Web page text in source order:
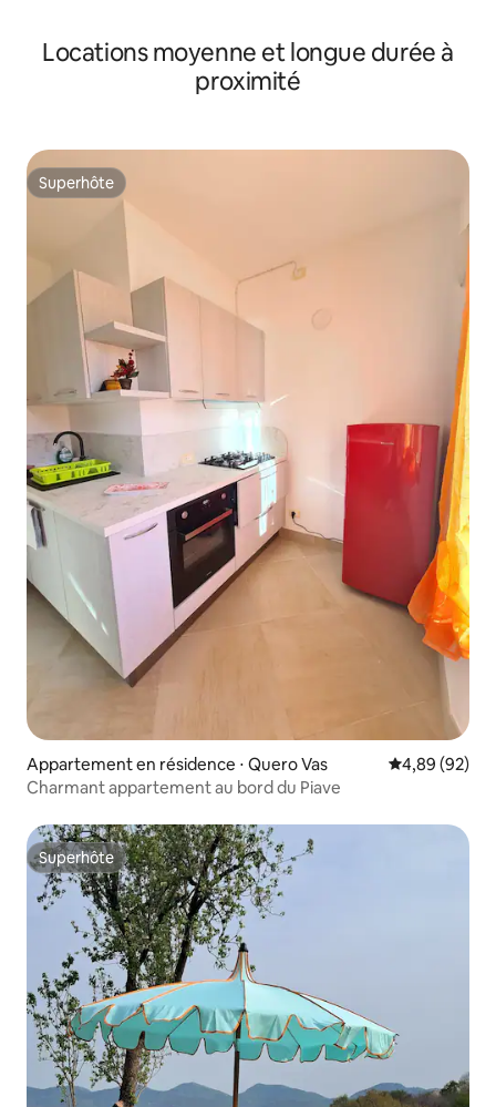
Locations moyenne et longue durée à
proximité
Superhôte
Superhôte
Appartement en résidence ⋅ Quero Vas Évaluation
4,89 (92)
Charmant appartement au bord du Piave
Superhôte
Superhôte